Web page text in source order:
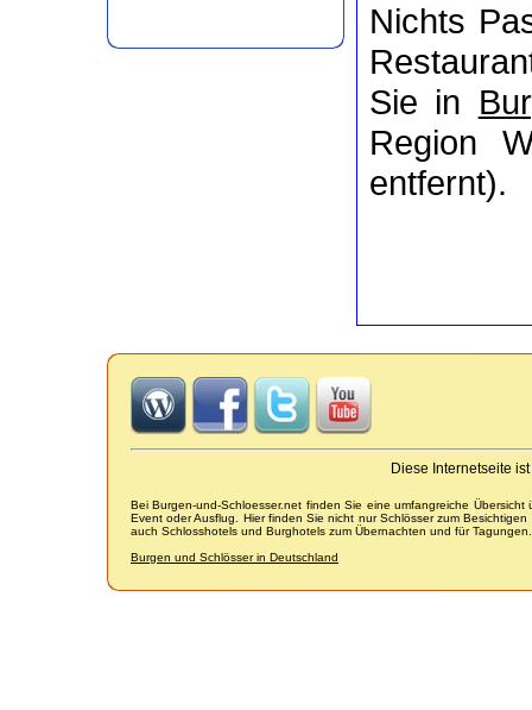
Nichts
Sie in
Region
entfernt).
Diese Internetseite
Bei Burgen-und-Schloesser.net finden Sie eine umfangreiche
Event oder Ausflug. Hier finden Sie nicht nur Schlösser zum
auch Schlosshotels und Burghotels zum Übernachten und für Tagungen.
Burgen und Schlösser in Deutschland